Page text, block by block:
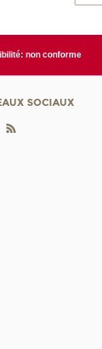
non conforme
SOCIAUX